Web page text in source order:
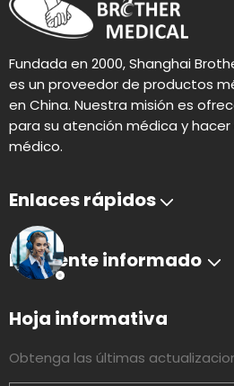
Fundada en 2000, Shanghai
es un proveedor de productos
en China. Nuestra misión es
para su atención médica y
médico.
Enlaces rápidos
Mantente informado
Hoja informativa
Obtenga las últimas